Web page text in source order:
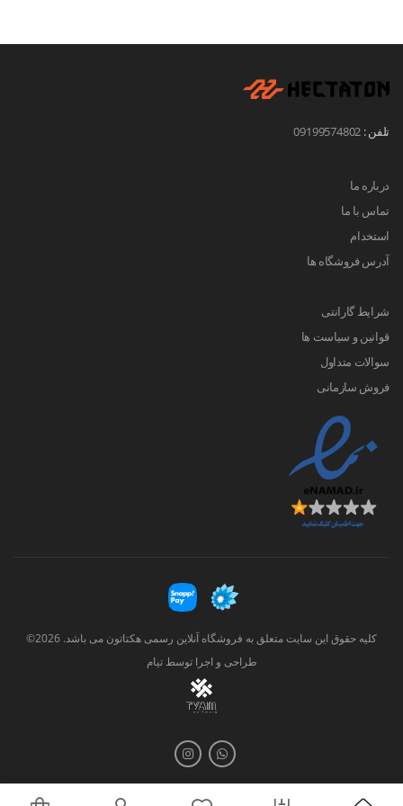
تلفن : 09199574802
درباره ما
تماس با ما
استخدام
آدرس فروشگاه ها
شرایط گارانتی
قوانین و سیاست ها
سوالات متداول
فروش سازمانی
کلیه حقوق این سایت متعلق به فروشگاه آنلاین رسمی هکتاتون می باشد. 2026©
طراحی و اجرا توسطتیام